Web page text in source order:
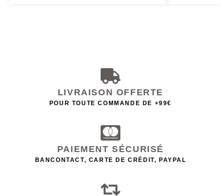
LIVRAISON OFFERTE
POUR TOUTE COMMANDE DE +99€
PAIEMENT SÉCURISÉ
BANCONTACT, CARTE DE CRÉDIT, PAYPAL